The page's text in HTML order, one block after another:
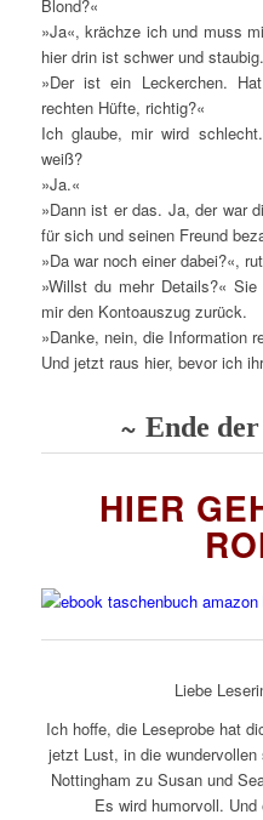
Blond?«
»Ja«, krächze ich und muss
hier drin ist schwer und staubig.
»Der ist ein Leckerchen.
rechten Hüfte, richtig?«
Ich glaube, mir wird
weiß?
»Ja.«
»Dann ist er das. Ja, der war
für sich und seinen Freund
»Da war noch einer dabei?«,
»Willst du mehr Details?«
mir den Kontoauszug zurück.
»Danke, nein, die Information
Und jetzt raus hier, bevor ich
~Ende
HIER
Liebe
Ich hoffe, die Leseprobe hat
jetzt Lust, in die
Nottingham zu Susan und
Es wird humorvoll.